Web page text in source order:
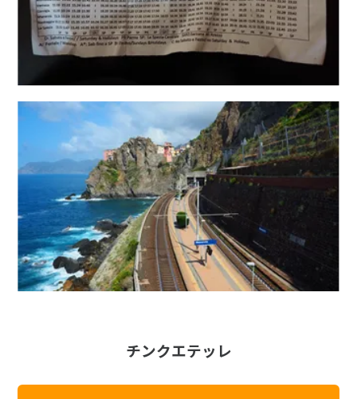
チンクエテッレ